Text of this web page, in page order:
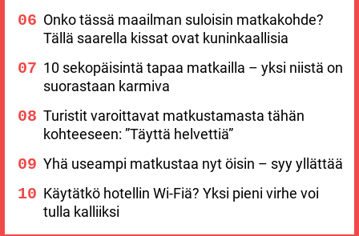
Onko tässä maailman suloisin matkakohde?
Tällä saarella kissat ovat kuninkaallisia
10 sekopäisintä tapaa matkailla – yksi niistä on
suorastaan karmiva
Turistit varoittavat matkustamasta tähän
kohteeseen: ”Täyttä helvettiä”
Yhä useampi matkustaa nyt öisin – syy yllättää
Käytätkö hotellin Wi-Fiä? Yksi pieni virhe voi
tulla kalliiksi